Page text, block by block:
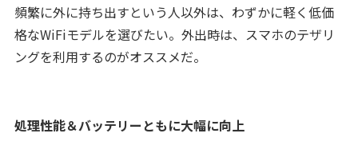
頻繁に外に持ち出すという人以外は、わずかに軽く低価
格なWiFiモデルを選びたい。外出時は、スマホのテザリ
ングを利用するのがオススメだ。
処理性能＆バッテリーともに大幅に向上